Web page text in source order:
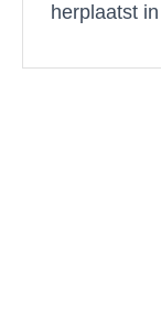
herplaatst